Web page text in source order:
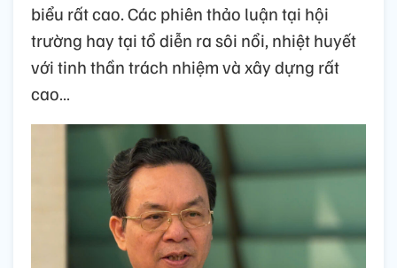
biểu rất cao. Các phiên thảo luận tại hội
trường hay tại tổ diễn ra sôi nổi, nhiệt huyết
với tinh thần trách nhiệm và xây dựng rất
cao…